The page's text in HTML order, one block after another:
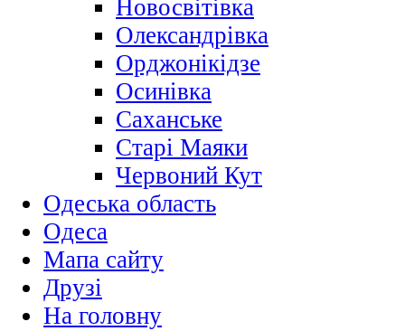
Новосвітівка
Олександрівка
Орджонікідзе
Осинівка
Саханське
Старі Маяки
Червоний Кут
Одеська область
Одеса
Мапа сайту
Друзі
На головну